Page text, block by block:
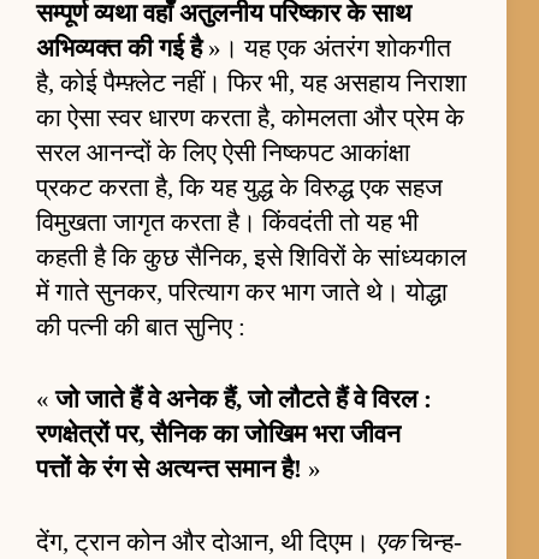
सम्पूर्ण व्यथा वहाँ अतुलनीय परिष्कार के साथ
अभिव्यक्त की गई है»। यह एक अंतरंग शोकगीत
है, कोई पैम्फ़्लेट नहीं। फिर भी, यह असहाय निराशा
का ऐसा स्वर धारण करता है, कोमलता और प्रेम के
सरल आनन्दों के लिए ऐसी निष्कपट आकांक्षा
प्रकट करता है, कि यह युद्ध के विरुद्ध एक सहज
विमुखता जागृत करता है। किंवदंती तो यह भी
कहती है कि कुछ सैनिक, इसे शिविरों के सांध्यकाल
में गाते सुनकर, परित्याग कर भाग जाते थे। योद्धा
की पत्नी की बात सुनिए :
«जो जाते हैं वे अनेक हैं, जो लौटते हैं वे विरल :
रणक्षेत्रों पर, सैनिक का जोखिम भरा जीवन
पत्तों के रंग से अत्यन्त समान है! »
देंग, ट्रान कोन और दोआन, थी दिएम। एकचिन्ह-